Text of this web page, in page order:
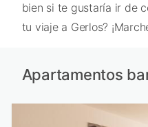
bien si te gustaría ir de
tu viaje a Gerlos?
Apartamentos